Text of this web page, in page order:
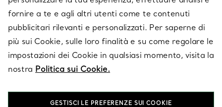
LEGALE
SEGUICI
fornire a te e agli altri utenti come te contenuti
pubblicitari rilevanti e personalizzati. Per saperne di
più sui Cookie, sulle loro finalità e su come regolare le
impostazioni dei Cookie in qualsiasi momento, visita la
nostra Politica sui Cookie.
GESTISCI LE PREFERENZE SUI COOKIE